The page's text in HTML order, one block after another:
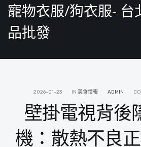
寵物衣服/狗衣服- 台
品批發
2026-01-23 IN 美食情報 ADMIN
壁掛電視背後
機：散熱不良